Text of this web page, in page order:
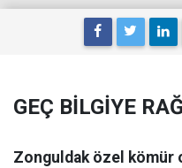
GEÇ BİLGİYE
Zonguldak özel kömür